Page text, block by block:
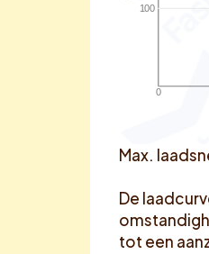
0
100
Max.
De
tot een